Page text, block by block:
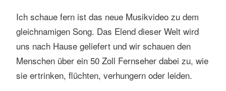
Ich schaue fern ist das neue Musikvideo zu dem
gleichnamigen Song. Das Elend dieser Welt wird
uns nach Hause geliefert und wir schauen den
Menschen über ein 50 Zoll Fernseher dabei zu, wie
sie ertrinken, flüchten, verhungern oder leiden.
s
e
n